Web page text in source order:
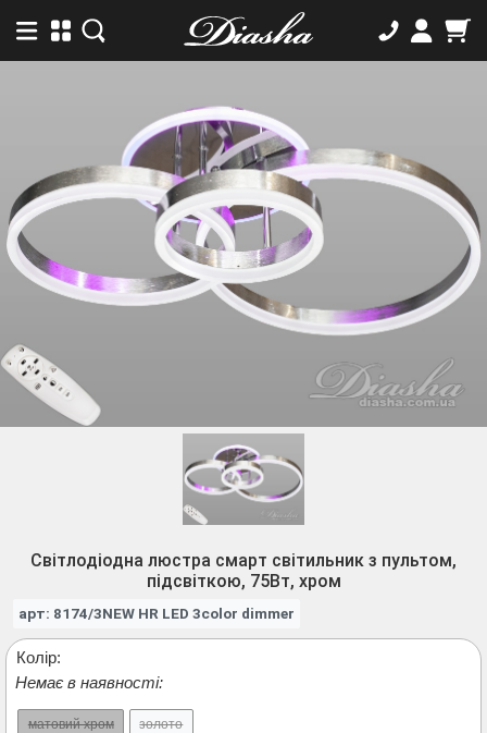
Світлодіодна люстра смарт світильник з пультом,
підсвіткою, 75Вт, хром
арт: 8174/3NEW HR LED 3color dimmer
Колір:
Немає в наявності:
матовий хром золото